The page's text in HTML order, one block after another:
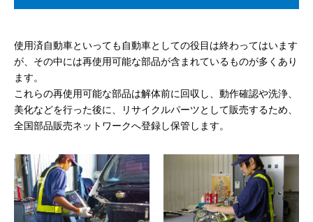
使用済自動車といっても自動車としての役目は終わってはいます
が、その中には再使用可能な部品が含まれているものが多くあり
ます。
これらの再使用可能な部品は解体前に回収し、動作確認や洗浄、
美化などを行った後に、リサイクルパーツとして販売するため、
全国部品販売ネットワークへ登録し保管します。